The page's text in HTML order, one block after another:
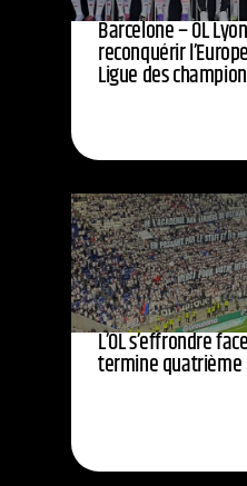
Barcelone – OL
reconquérir
Ligue des
L’OL s’effrondre
termine quatrième